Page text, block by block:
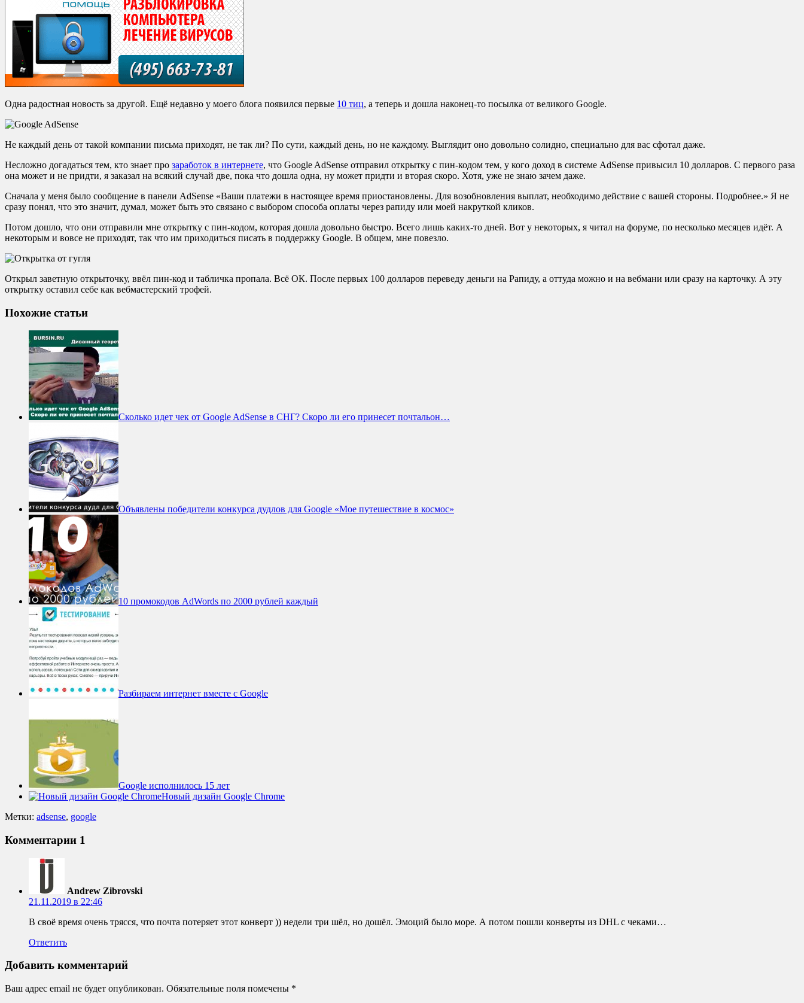
Одна радостная новость за другой. Ещё недавно у моего блога появился первые 10 тиц, а теперь и дошла наконец-то посылка от великого Google.
Не каждый день от такой компании письма приходят, не так ли? По сути, каждый день, но не каждому. Выглядит оно довольно солидно, специально для вас сфотал даже.
Несложно догадаться тем, кто знает про заработок в интернете, что Google AdSense отправил открытку с пин-кодом тем, у кого доход в системе AdSense привысил 10 долларов. С первого раза
она может и не придти, я заказал на всякий случай две, пока что дошла одна, ну может придти и вторая скоро. Хотя, уже не знаю зачем даже.
Сначала у меня было сообщение в панели AdSense «Ваши платежи в настоящее время приостановлены. Для возобновления выплат, необходимо действие с вашей стороны. Подробнее.» Я не
сразу понял, что это значит, думал, может быть это связано с выбором способа оплаты через рапиду или моей накруткой кликов.
Потом дошло, что они отправили мне открытку с пин-кодом, которая дошла довольно быстро. Всего лишь каких-то дней. Вот у некоторых, я читал на форуме, по несколько месяцев идёт. А
некоторым и вовсе не приходят, так что им приходиться писать в поддержку Google. В общем, мне повезло.
Открыл заветную открыточку, ввёл пин-код и табличка пропала. Всё ОК. После первых 100 долларов переведу деньги на Рапиду, а оттуда можно и на вебмани или сразу на карточку. А эту
открытку оставил себе как вебмастерский трофей.
Похожие статьи
Сколько идет чек от Google AdSense в СНГ? Скоро ли его принесет почтальон…
Объявлены победители конкурса дудлов для Google «Мое путешествие в космос»
10 промокодов AdWords по 2000 рублей каждый
Разбираем интернет вместе с Google
Google исполнилось 15 лет
Новый дизайн Google Chrome
Метки: adsense, google
Комментарии 1
Andrew Zibrovski
21.11.2019 в 22:46
В своё время очень трясся, что почта потеряет этот конверт )) недели три шёл, но дошёл. Эмоций было море. А потом пошли конверты из DHL с чеками…
Ответить
Добавить комментарий
Ваш адрес email не будет опубликован. Обязательные поля помечены *